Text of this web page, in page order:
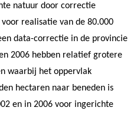
natuur door correctie
realisatie van de 80.000
data-correctie in de provincie
2006 hebben relatief grotere
waarbij het oppervlak
hectaren naar beneden is
en in 2006 voor ingerichte